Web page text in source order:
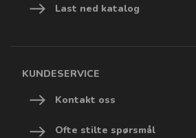
Last ned katalog
KUNDESERVICE
Kontakt oss
Ofte stilte spørsmål